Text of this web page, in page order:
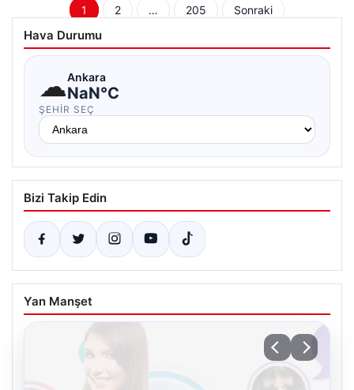
Yazı
sayfalaması
1 2 … 205 Sonraki
Hava Durumu
☁Ankara
NaN°C
ŞEHIR SEÇ
Bizi Takip Edin
Yan Manşet